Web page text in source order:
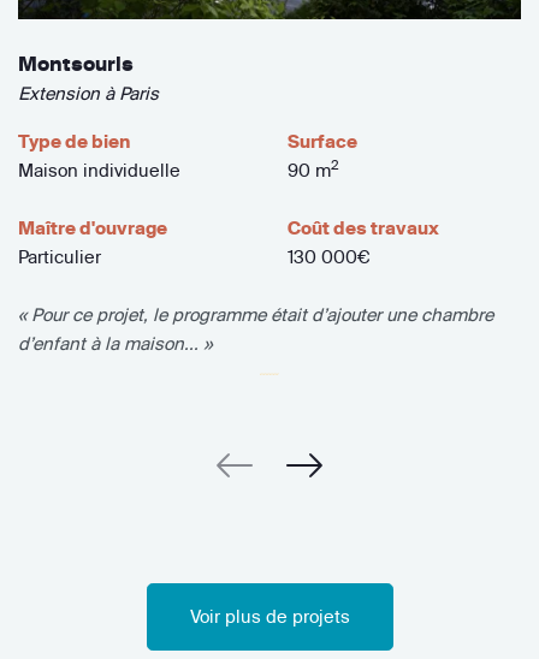
Montsouris
Extension à Paris
Type de bien
Maison individuelle
Surface
90 m2
Maître d'ouvrage
Particulier
Coût des travaux
130 000€
« Pour ce projet, le programme était d’ajouter une chambre
d’enfant à la maison... »
Voir plus de projets